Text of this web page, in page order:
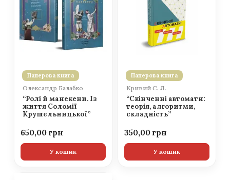
Паперова книга
Олександр Балабко
“Ролі й манекени. Із
життя Соломії
Крушельницької”
650,00
У кошик
Паперова книга
Кривий С. Л.
“Скінченні автомати:
теорія, алгоритми,
складність”
350,00
У кошик